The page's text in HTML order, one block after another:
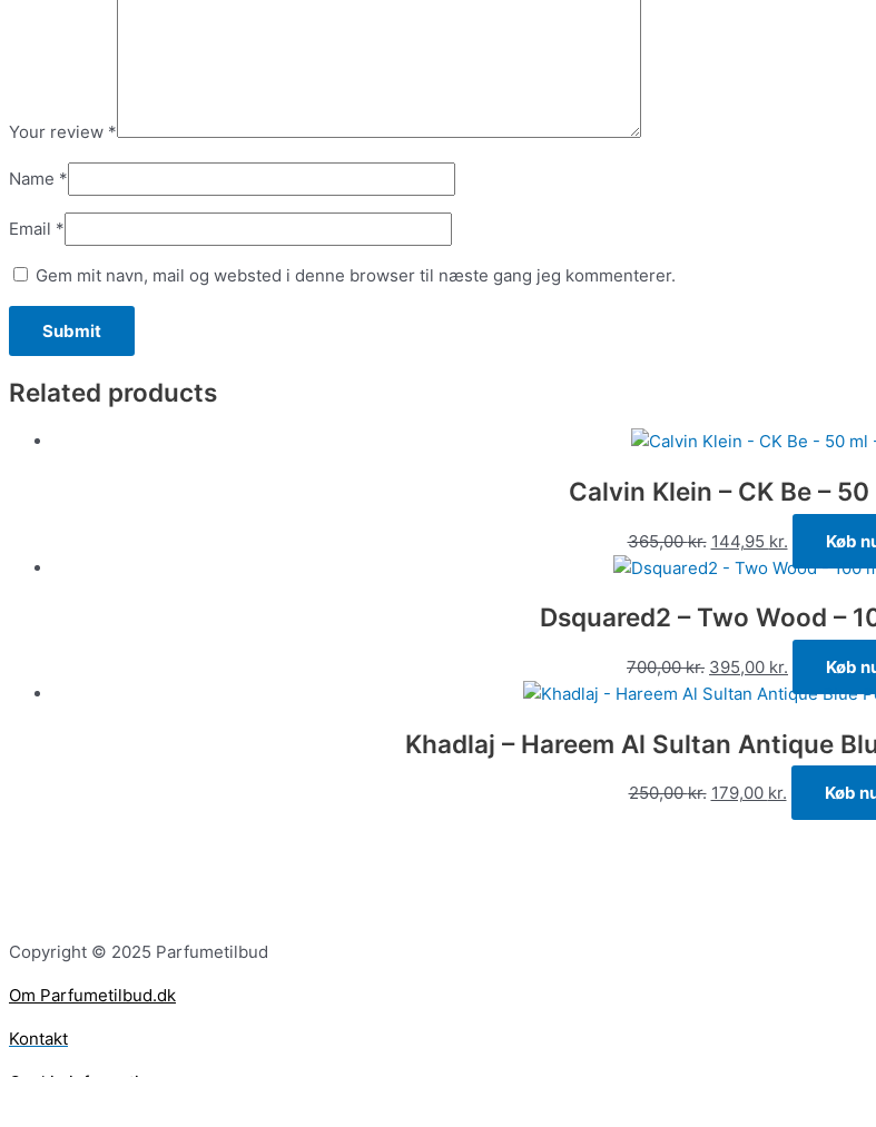
Your review *
Name *
Email *
Gem mit navn, mail og websted i denne browser til næste gang jeg kommenterer.
Related products
Calvin Klein – CK Be – 50
365,00kr. 144,95 kr. Køb
Dsquared2 – Two Wood –
700,00kr. 395,00 kr. Køb
Khadlaj – Hareem Al Sultan Antique
250,00kr. 179,00 kr. Køb
Copyright © 2025 Parfumetilbud
Om Parfumetilbud.dk
Kontakt
Cookie information